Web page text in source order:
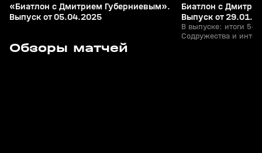
«Биатлон с Дмитрием Губерниевым».
Выпуск от 05.04.2025
Биатлон с
Выпуск от
В выпуске: итоги 5-
Содружества и
Обзоры матчей
05 авг, 23:40 05 авг, 23:13